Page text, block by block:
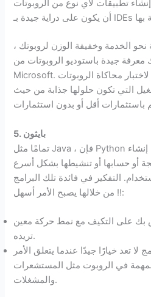
تطبيقات لأي نوع من الروبوتات
الخدمة وخفيفة الوزن لروبوتك ،
جيدة باستوديو الروبوتات من
Microsoft. مع هذا الإطار ، لديك فرصة لاختبار محاكاة الروبوتات
التي تكون حلولها جذابة من حيث
5. بايثون
تمامًا مثل Java ، فإن Python هي لغة برمجة مفسرة يمكنها إنشاء
أو حسابها أو تنشيطها بشكل أسرع
التفكير في فائدة تلك البرامج
!! من خلالها يصبح الأمر أسهل:
بك على التكيف مع نمط حركة معين
تريده.
تعد خيارًا جيدًا عندما يتعلق الأمر
في الروبوت مثل المستشعرات
والمشغلات.